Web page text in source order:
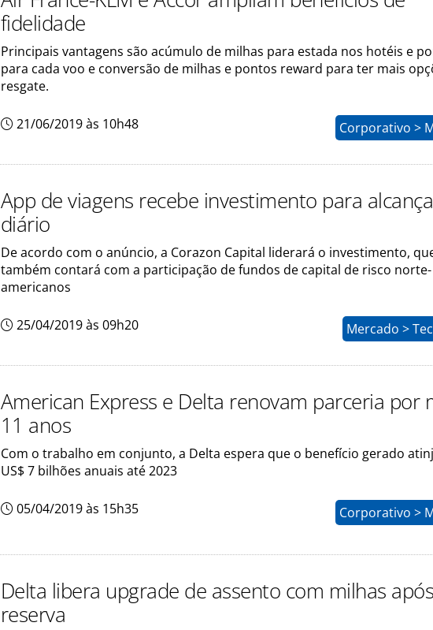
fidelidade
Principais vantagens são acúmulo de milhas para estada nos hotéis e
para cada voo e conversão de milhas e pontos reward para ter mais
resgate.
21/06/2019 às 10h48 Corporativo >
App de viagens recebe investimento para
diário
De acordo com o anúncio, a Corazon Capital liderará o investimento,
também contará com a participação de fundos de capital de risco norte-
americanos
25/04/2019 às 09h20 Mercado >
American Express e Delta renovam parceria por
11 anos
Com o trabalho em conjunto, a Delta espera que o benefício gerado
US$ 7 bilhões anuais até 2023
05/04/2019 às 15h35 Corporativo >
Delta libera upgrade de assento com milhas
reserva